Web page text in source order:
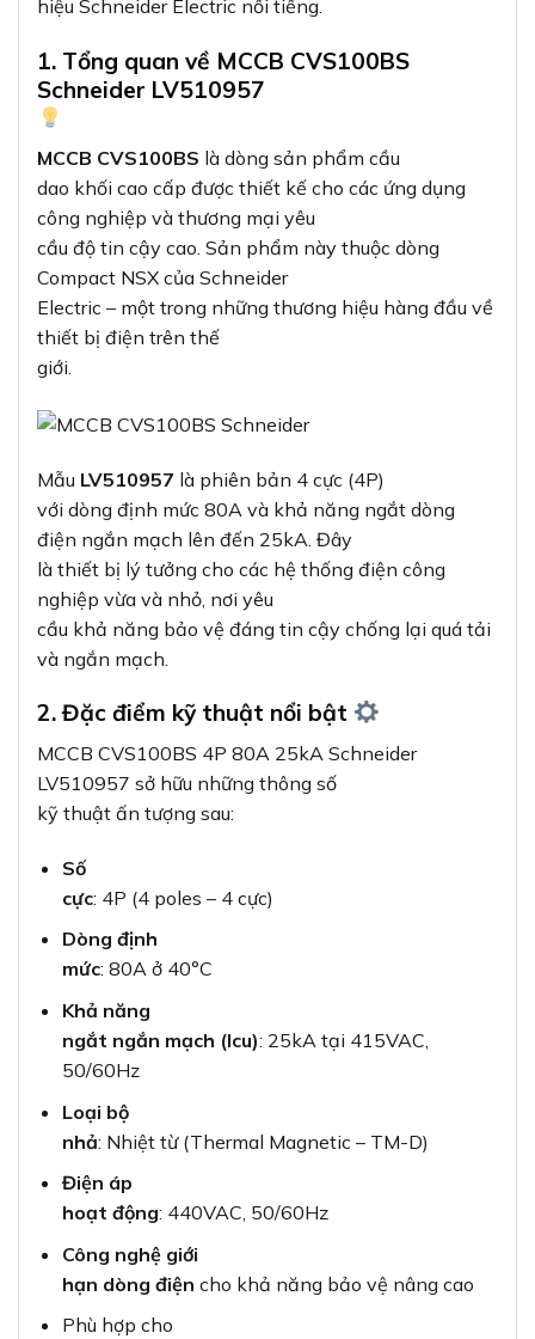
hiệu Schneider Electric nổi tiếng.
1. Tổng quan về MCCB CVS100BS
Schneider LV510957
MCCB CVS100BS là dòng sản phẩm cầu
dao khối cao cấp được thiết kế cho các ứng dụng
công nghiệp và thương mại yêu
cầu độ tin cậy cao. Sản phẩm này thuộc dòng
Compact NSX của Schneider
Electric – một trong những thương hiệu hàng đầu về
thiết bị điện trên thế
giới.
Mẫu LV510957 là phiên bản 4 cực (4P)
với dòng định mức 80A và khả năng ngắt dòng
điện ngắn mạch lên đến 25kA. Đây
là thiết bị lý tưởng cho các hệ thống điện công
nghiệp vừa và nhỏ, nơi yêu
cầu khả năng bảo vệ đáng tin cậy chống lại quá tải
và ngắn mạch.
2. Đặc điểm kỹ thuật nổi bật
MCCB CVS100BS 4P 80A 25kA Schneider
LV510957 sở hữu những thông số
kỹ thuật ấn tượng sau:
Số
cực: 4P (4 poles – 4 cực)
Dòng định
mức: 80A ở 40°C
Khả năng
ngắt ngắn mạch (Icu): 25kA tại 415VAC,
50/60Hz
Loại bộ
nhả: Nhiệt từ (Thermal Magnetic – TM-D)
Điện áp
hoạt động: 440VAC, 50/60Hz
Công nghệ giới
hạn dòng điện cho khả năng bảo vệ nâng cao
Phù hợp cho